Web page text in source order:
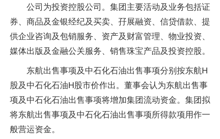
公司为投资控股公司。集团主要活动及业务包括证
券、商品及金银经纪及买卖、孖展融资、信贷借款、提
供企业咨询及包销服务、资产及财富管理、物业投资、
媒体出版及金融公关服务、销售珠宝产品及投资控股。
东航出售事项及中石化石油出售事项分别按东航H
股及中石化石油H股市价作出。董事会认为东航出售事
项及中石化石油出售事项将增加集团流动资金。集团拟
将东航出售事项及中石化石油出售事项所得款项用作一
般营运资金。